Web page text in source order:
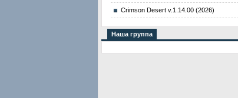
Crimson Desert v.1.14.00 (2026)
Наша группа